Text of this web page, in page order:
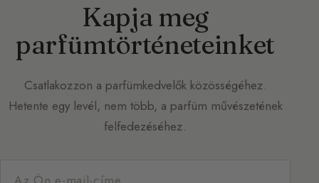
Kapja meg
parfümtörténeteinket
Csatlakozzon a parfümkedvelők közösségéhez.
Hetente egy levél, nem több, a parfüm művészetének
felfedezéséhez.